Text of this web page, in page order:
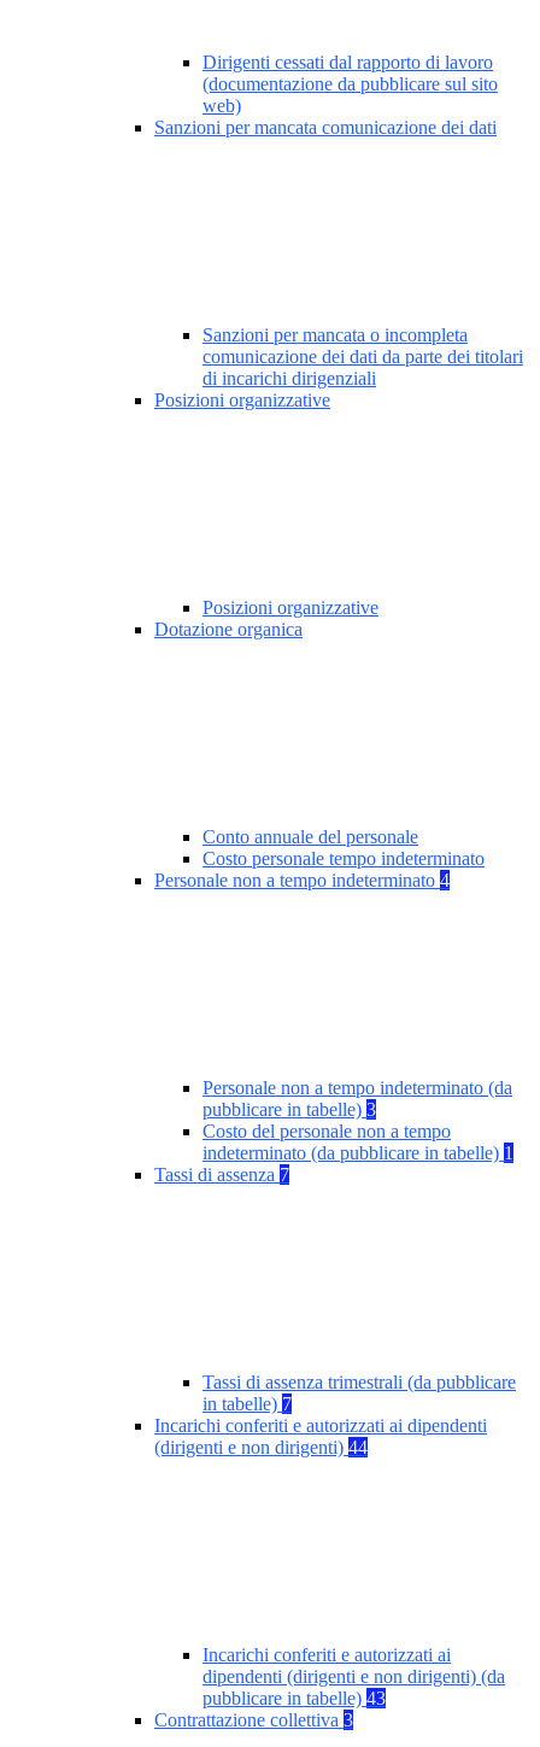
Dirigenti cessati dal rapporto di lavoro
(documentazione da pubblicare sul sito
web)
Sanzioni per mancata comunicazione dei dati
Sanzioni per mancata o incompleta
comunicazione dei dati da parte dei titolari
di incarichi dirigenziali
Posizioni organizzative
Posizioni organizzative
Dotazione organica
Conto annuale del personale
Costo personale tempo indeterminato
Personale non a tempo indeterminato 4
Personale non a tempo indeterminato (da
pubblicare in tabelle) 3
Costo del personale non a tempo
indeterminato (da pubblicare in tabelle) 1
Tassi di assenza 7
Tassi di assenza trimestrali (da pubblicare
in tabelle) 7
Incarichi conferiti e autorizzati ai dipendenti
(dirigenti e non dirigenti) 44
Incarichi conferiti e autorizzati ai
dipendenti (dirigenti e non dirigenti) (da
pubblicare in tabelle) 43
Contrattazione collettiva 3